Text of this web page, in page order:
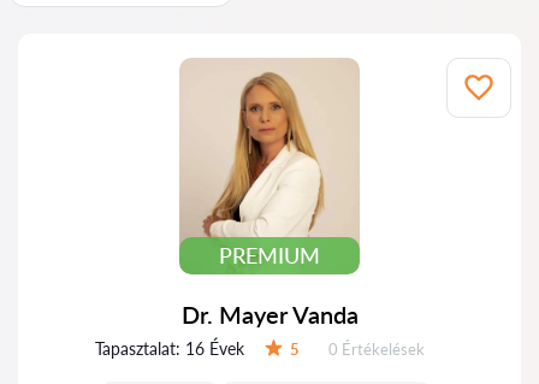
PREMIUM
Dr. Mayer Vanda
Tapasztalat: 16 Évek 5 Értékelések:
0 Értékelések